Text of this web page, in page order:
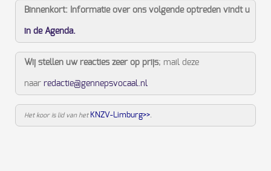
Binnenkort: Informatie over ons volgende optreden vindt u
in de Agenda.
Wij stellen uw reacties zeer op prijs; mail deze
naar redactie@gennepsvocaal.nl
Het koor is lid van het KNZV-Limburg>>.